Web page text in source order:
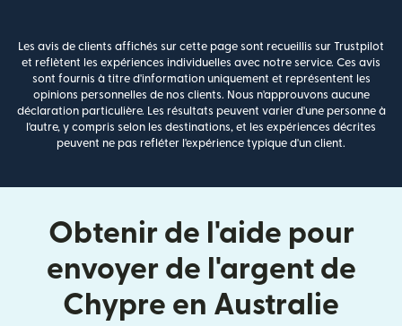
Les avis de clients affichés sur cette page sont recueillis sur Trustpilot
et reflètent les expériences individuelles avec notre service. Ces avis
sont fournis à titre d'information uniquement et représentent les
opinions personnelles de nos clients. Nous n'approuvons aucune
déclaration particulière. Les résultats peuvent varier d'une personne à
l'autre, y compris selon les destinations, et les expériences décrites
peuvent ne pas refléter l'expérience typique d'un client.
Obtenir de l'aide pour
envoyer de l'argent de
Chypre en Australie